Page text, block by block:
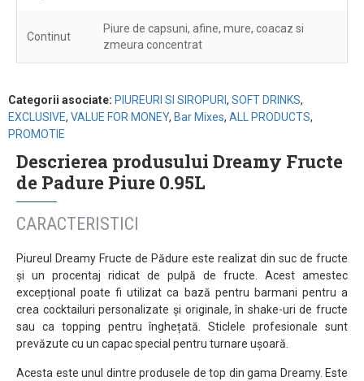
Continut
Piure de capsuni, afine, mure, coacaz si
zmeura concentrat
Categorii asociate: PIUREURI SI SIROPURI, SOFT DRINKS,
EXCLUSIVE, VALUE FOR MONEY, Bar Mixes, ALL PRODUCTS,
PROMOTIE
Descrierea produsului Dreamy Fructe
de Padure Piure 0.95L
CARACTERISTICI
Piureul Dreamy Fructe de Pădure este realizat din suc de fructe
și un procentaj ridicat de pulpă de fructe. Acest amestec
excepțional poate fi utilizat ca bază pentru barmani pentru a
crea cocktailuri personalizate și originale, în shake-uri de fructe
sau ca topping pentru înghețată. Sticlele profesionale sunt
prevăzute cu un capac special pentru turnare ușoară.
Acesta este unul dintre produsele de top din gama Dreamy. Este